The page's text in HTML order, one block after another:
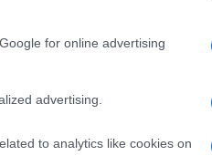
for online advertising
advertising.
to analytics like cookies on
della plastica
e spazi
anche alla